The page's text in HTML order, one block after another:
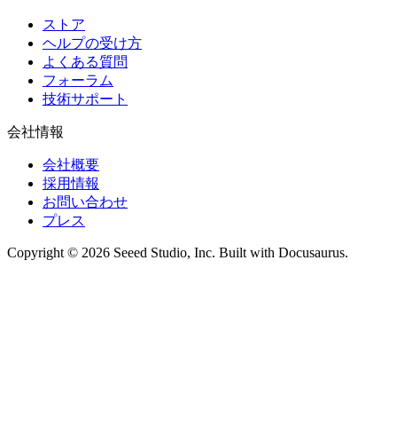
ストア
ヘルプの受け方
よくある質問
フォーラム
技術サポート
会社情報
会社概要
採用情報
お問い合わせ
プレス
Copyright © 2026 Seeed Studio, Inc. Built with Docusaurus.